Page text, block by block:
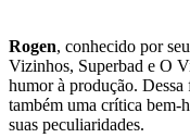
Rogen, conhecido por
Vizinhos, Superbad e O
humor à produção. Dessa
também uma crítica bem-
suas peculiaridades.